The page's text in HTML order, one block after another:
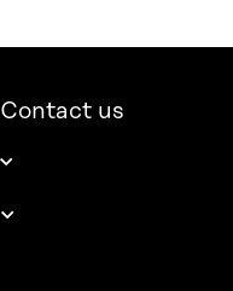
Contact us